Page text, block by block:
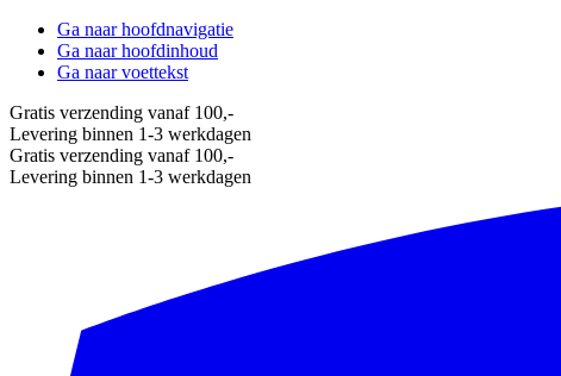
Ga naar hoofdnavigatie
Ga naar hoofdinhoud
Ga naar voettekst
Gratis verzending vanaf 100,-
Levering binnen 1-3 werkdagen
Gratis verzending vanaf 100,-
Levering binnen 1-3 werkdagen